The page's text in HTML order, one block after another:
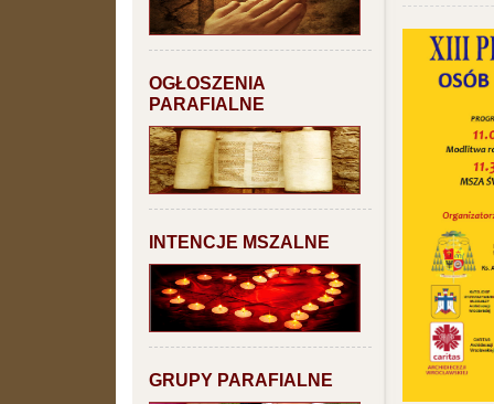
OGŁOSZENIA
PARAFIALNE
INTENCJE MSZALNE
GRUPY PARAFIALNE